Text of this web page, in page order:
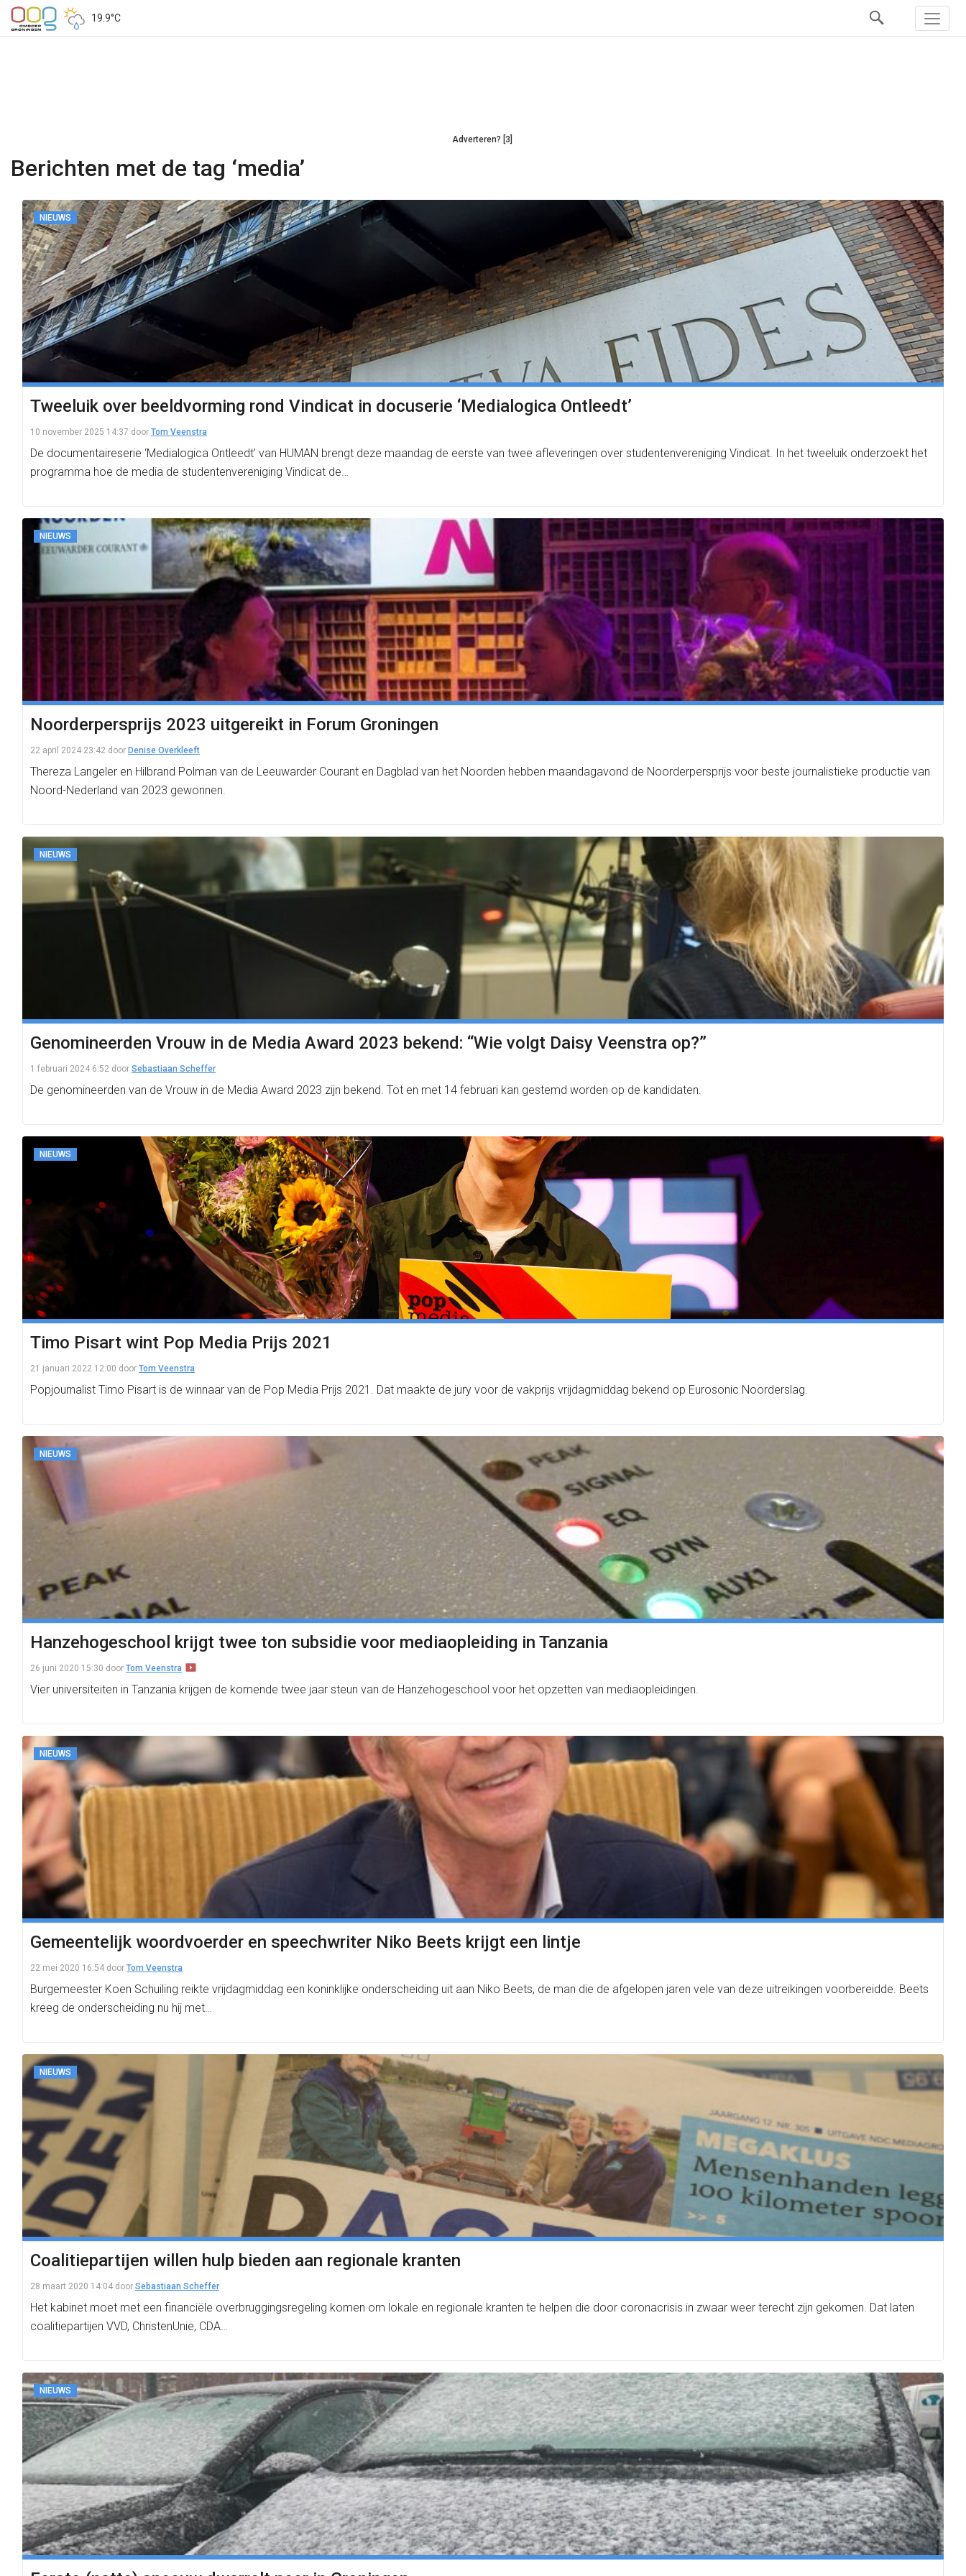
19.9°C
Adverteren? [3]
Berichten met de tag ‘media’
NIEUWS
Tweeluik over beeldvorming rond Vindicat in docuserie ‘Medialogica Ontleedt’
10 november 2025 14:37 door Tom Veenstra
De documentaireserie ‘Medialogica Ontleedt’ van HUMAN brengt deze maandag de eerste van twee afleveringen over studentenvereniging Vindicat. In het tweeluik onderzoekt het
programma hoe de media de studentenvereniging Vindicat de…
NIEUWS
Noorderpersprijs 2023 uitgereikt in Forum Groningen
22 april 2024 23:42 door Denise Overkleeft
Thereza Langeler en Hilbrand Polman van de Leeuwarder Courant en Dagblad van het Noorden hebben maandagavond de Noorderpersprijs voor beste journalistieke productie van
Noord-Nederland van 2023 gewonnen.
NIEUWS
Genomineerden Vrouw in de Media Award 2023 bekend: “Wie volgt Daisy Veenstra op?”
1 februari 2024 6:52 door Sebastiaan Scheffer
De genomineerden van de Vrouw in de Media Award 2023 zijn bekend. Tot en met 14 februari kan gestemd worden op de kandidaten.
NIEUWS
Timo Pisart wint Pop Media Prijs 2021
21 januari 2022 12:00 door Tom Veenstra
Popjournalist Timo Pisart is de winnaar van de Pop Media Prijs 2021. Dat maakte de jury voor de vakprijs vrijdagmiddag bekend op Eurosonic Noorderslag.
NIEUWS
Hanzehogeschool krijgt twee ton subsidie voor mediaopleiding in Tanzania
26 juni 2020 15:30 door Tom Veenstra
Vier universiteiten in Tanzania krijgen de komende twee jaar steun van de Hanzehogeschool voor het opzetten van mediaopleidingen.
NIEUWS
Gemeentelijk woordvoerder en speechwriter Niko Beets krijgt een lintje
22 mei 2020 16:54 door Tom Veenstra
Burgemeester Koen Schuiling reikte vrijdagmiddag een koninklijke onderscheiding uit aan Niko Beets, de man die de afgelopen jaren vele van deze uitreikingen voorbereidde. Beets
kreeg de onderscheiding nu hij met…
NIEUWS
Coalitiepartijen willen hulp bieden aan regionale kranten
28 maart 2020 14:04 door Sebastiaan Scheffer
Het kabinet moet met een financiële overbruggingsregeling komen om lokale en regionale kranten te helpen die door coronacrisis in zwaar weer terecht zijn gekomen. Dat laten
coalitiepartijen VVD, ChristenUnie, CDA…
NIEUWS